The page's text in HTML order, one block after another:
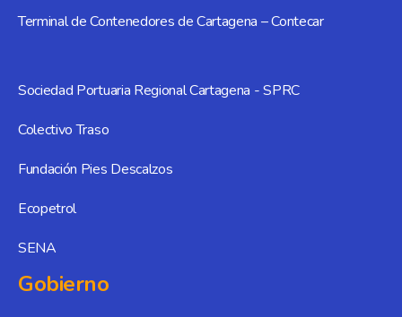
Terminal de Contenedores de Cartagena – Contecar
Sociedad Portuaria Regional Cartagena - SPRC
Colectivo Traso
Fundación Pies Descalzos
Ecopetrol
SENA
Gobierno